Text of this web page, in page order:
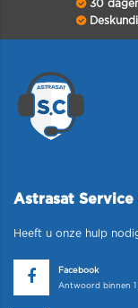
30
Astrasat Service
Heeft u onze hulp
Facebook
Antwoord binnen 1